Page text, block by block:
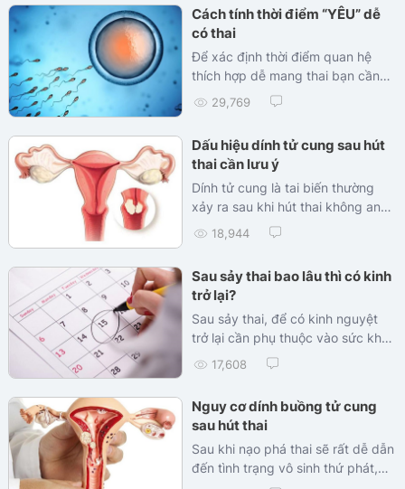
Cách tính thời điểm “YÊU” dễ
có thai
Để xác định thời điểm quan hệ
thích hợp dễ mang thai bạn cần
tìm hiểu trứng rụng sống được
bao lâu trong...
29,769
Dấu hiệu dính tử cung sau hút
thai cần lưu ý
Dính tử cung là tai biến thường
xảy ra sau khi hút thai không an
toàn...18,944
Sau sảy thai bao lâu thì có kinh
trở lại?
Sau sảy thai, để có kinh nguyệt
trở lại cần phụ thuộc vào sức khỏe
tâm lý và cơ địa của từng người...
17,608
Nguy cơ dính buồng tử cung
sau hút thai
Sau khi nạo phá thai sẽ rất dễ dẫn
đến tình trạng vô sinh thứ phát,